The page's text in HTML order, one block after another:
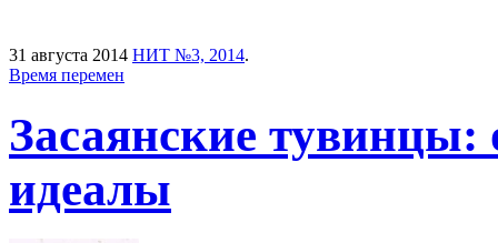
31 августа 2014 НИТ №3, 2014.
Время перемен
Засаянские тувинцы:
идеалы